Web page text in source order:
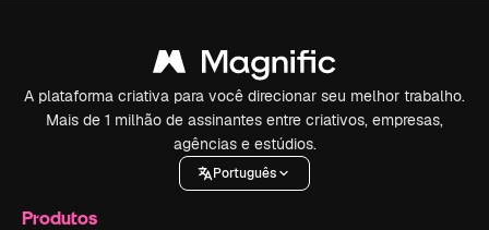
A plataforma criativa para você direcionar seu melhor trabalho.
Mais de 1 milhão de assinantes entre criativos, empresas,
agências e estúdios.
Português
Produtos